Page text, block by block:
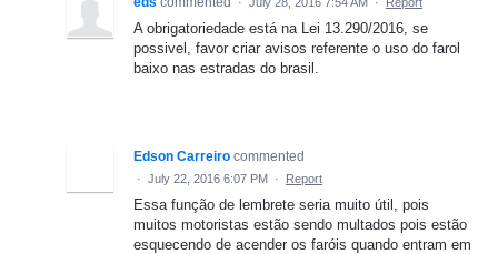
A obrigatoriedade está na Lei 13.290/2016, se
possivel, favor criar avisos referente o uso do farol
baixo nas estradas do brasil.
Edson Carreiro commented
· July 22, 2016 6:07 PM · Report
Essa função de lembrete seria muito útil, pois
muitos motoristas estão sendo multados pois estão
esquecendo de acender os faróis quando entram em